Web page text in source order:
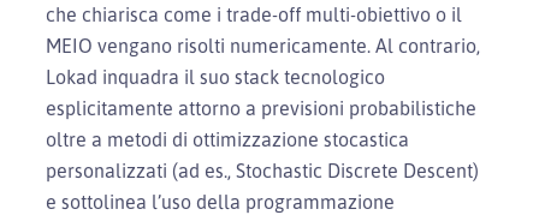
che chiarisca come i trade-off multi-obiettivo o il
MEIO vengano risolti numericamente. Al contrario,
Lokad inquadra il suo stack tecnologico
esplicitamente attorno a previsioni probabilistiche
oltre a metodi di ottimizzazione stocastica
personalizzati (ad es., Stochastic Discrete Descent)
e sottolinea l’uso della programmazione